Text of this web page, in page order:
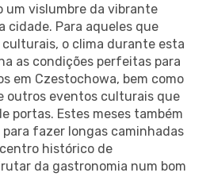
vislumbre da vibrante
cidade. Para aqueles que
o clima durante esta
as condições perfeitas para
em Czestochowa, bem como
outros eventos culturais que
portas. Estes meses também
fazer longas caminhadas
histórico de
da gastronomia num bom